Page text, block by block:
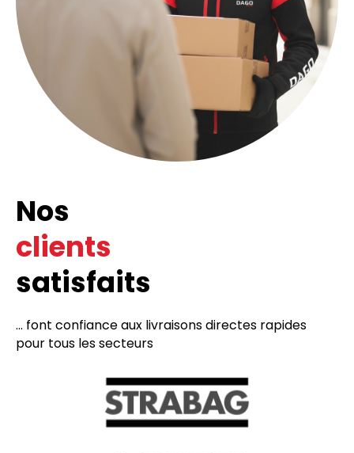
Nos
clients
satisfaits
... font confiance aux livraisons directes rapides
pour tous les secteurs